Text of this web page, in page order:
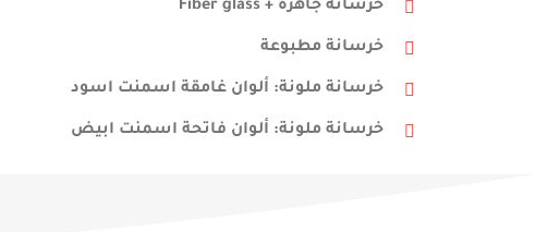
خرسانة جاهزة + Fiber glass
خرسانة مطبوعة
خرسانة ملونة: ألوان غامقة اسمنت اسود
خرسانة ملونة: ألوان فاتحة اسمنت ابيض